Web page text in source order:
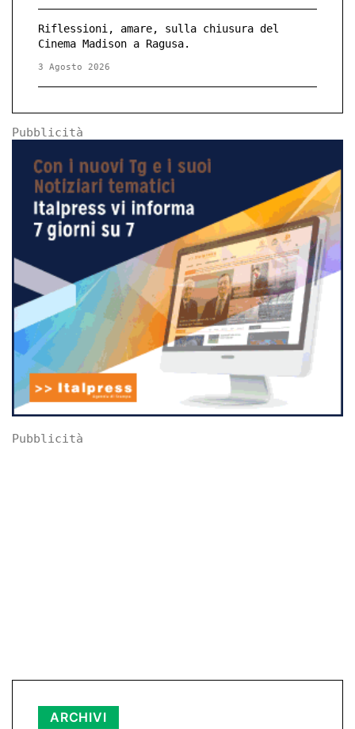
Riflessioni, amare, sulla chiusura del
Cinema Madison a Ragusa.
3 Agosto 2026
Pubblicità
Pubblicità
ARCHIVI